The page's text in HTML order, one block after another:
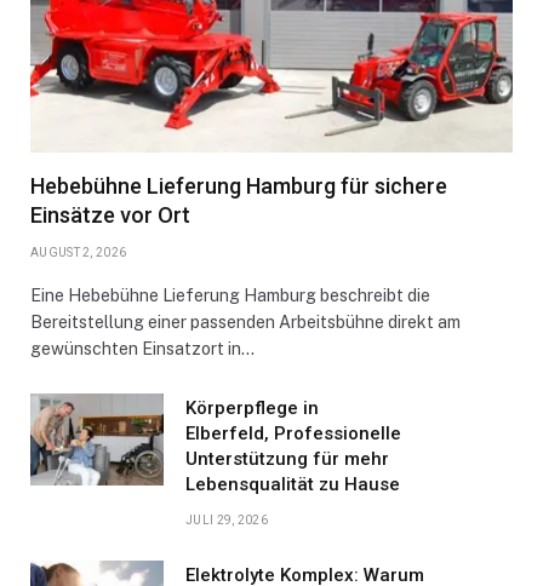
Hebebühne Lieferung Hamburg für sichere
Einsätze vor Ort
AUGUST 2, 2026
Eine Hebebühne Lieferung Hamburg beschreibt die
Bereitstellung einer passenden Arbeitsbühne direkt am
gewünschten Einsatzort in…
Körperpflege in
Elberfeld, Professionelle
Unterstützung für mehr
Lebensqualität zu Hause
JULI 29, 2026
Elektrolyte Komplex: Warum